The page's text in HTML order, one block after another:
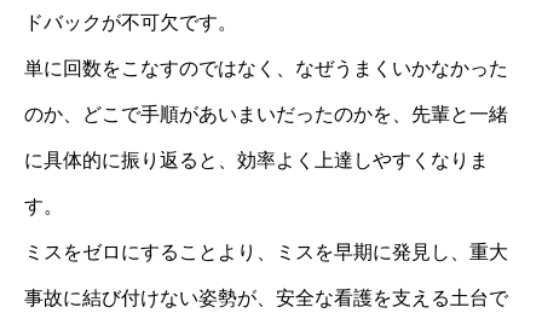
ドバックが不可欠です。
単に回数をこなすのではなく、なぜうまくいかなかった
のか、どこで手順があいまいだったのかを、先輩と一緒
に具体的に振り返ると、効率よく上達しやすくなりま
す。
ミスをゼロにすることより、ミスを早期に発見し、重大
事故に結び付けない姿勢が、安全な看護を支える土台で